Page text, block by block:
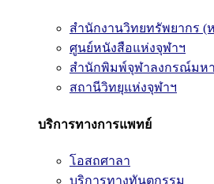
สำนักงานวิทยทรัพยากร (
ศูนย์หนังสือแห่งจุฬาฯ
สำนักพิมพ์จุฬาลงกรณ์มห
สถานีวิทยุแห่งจุฬาฯ
บริการทางการแพทย์
โอสถศาลา
บริการทางทันตกรรม